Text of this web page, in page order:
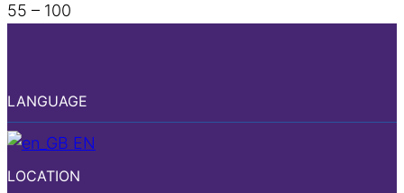
55 – 100
LANGUAGE
EN
LOCATION